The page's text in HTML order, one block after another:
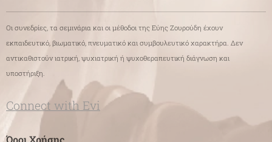
Οι συνεδρίες, τα σεμινάρια και οι μέθοδοι της Εύης Ζουρούδη έχουν
εκπαιδευτικό, βιωματικό, πνευματικό και συμβουλευτικό χαρακτήρα. Δεν
αντικαθιστούν ιατρική, ψυχιατρική ή ψυχοθεραπευτική διάγνωση και
υποστήριξη.
Connect with Evi
Όροι Χρήσης